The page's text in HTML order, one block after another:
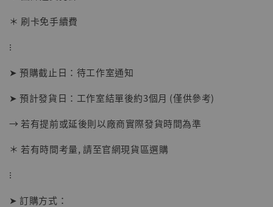
NT$ 5,300
＊ 刷卡免手續費
⁝
➤ 預購截止日：待工作室通知
➤ 預計發貨日：工作室結單後約3個月 (僅供參考)
→ 若有提前或延後則以廠商實際發貨時間為準
＊ 若有時間考量, 請至官網現貨區選購
⁝
➤ 訂購方式：